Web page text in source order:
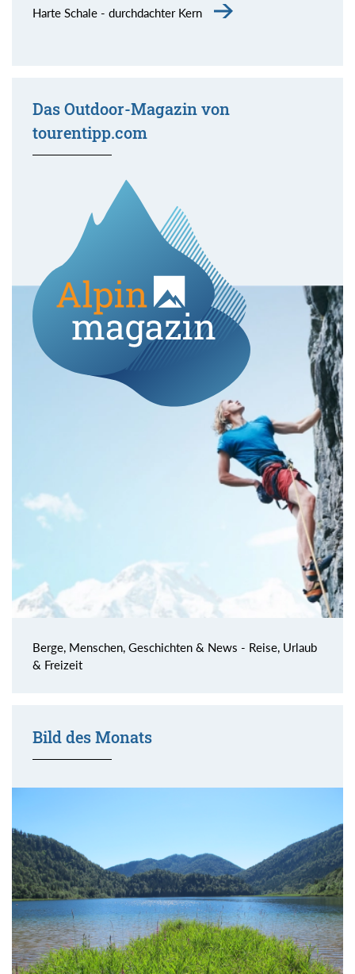
Harte Schale - durchdachter Kern
Das Outdoor-Magazin von
tourentipp.com
Berge, Menschen, Geschichten & News - Reise, Urlaub
& Freizeit
Bild des Monats